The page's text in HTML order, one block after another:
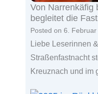
Von Narrenkäfig
begleitet die
Posted on 6. Februar
Liebe Leserinnen
Straßenfastnacht
Kreuznach und im